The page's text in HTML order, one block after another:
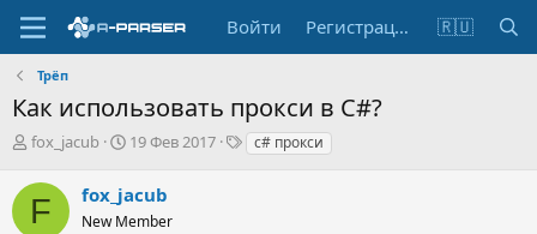
Войти Регистрация 🇷🇺
Трёп
Как использовать прокси в C#?
А
т
о
р
fox_jacub
Д
а
н
19 Фев 2017
Тc# прокси
F fox_jacub
New Member